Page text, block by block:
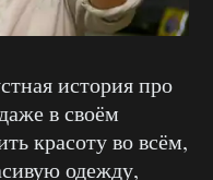
история про
в своём
красоту во всём,
одежду,